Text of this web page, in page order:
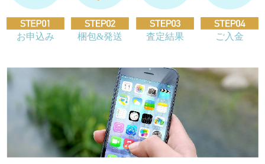
お申込み 梱包&発送 査定結果 ご入金